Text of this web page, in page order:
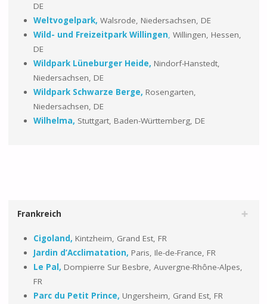
DE
Weltvogelpark, Walsrode, Niedersachsen, DE
Wild- und Freizeitpark Willingen, Willingen, Hessen,
DE
Wildpark Lüneburger Heide, Nindorf-Hanstedt,
Niedersachsen, DE
Wildpark Schwarze Berge, Rosengarten,
Niedersachsen, DE
Wilhelma, Stuttgart, Baden-Württemberg, DE
Frankreich
Cigoland, Kintzheim, Grand Est, FR
Jardin d’Acclimatation, Paris, Ile-de-France, FR
Le Pal, Dompierre Sur Besbre, Auvergne-Rhône-Alpes,
FR
Parc du Petit Prince, Ungersheim, Grand Est, FR